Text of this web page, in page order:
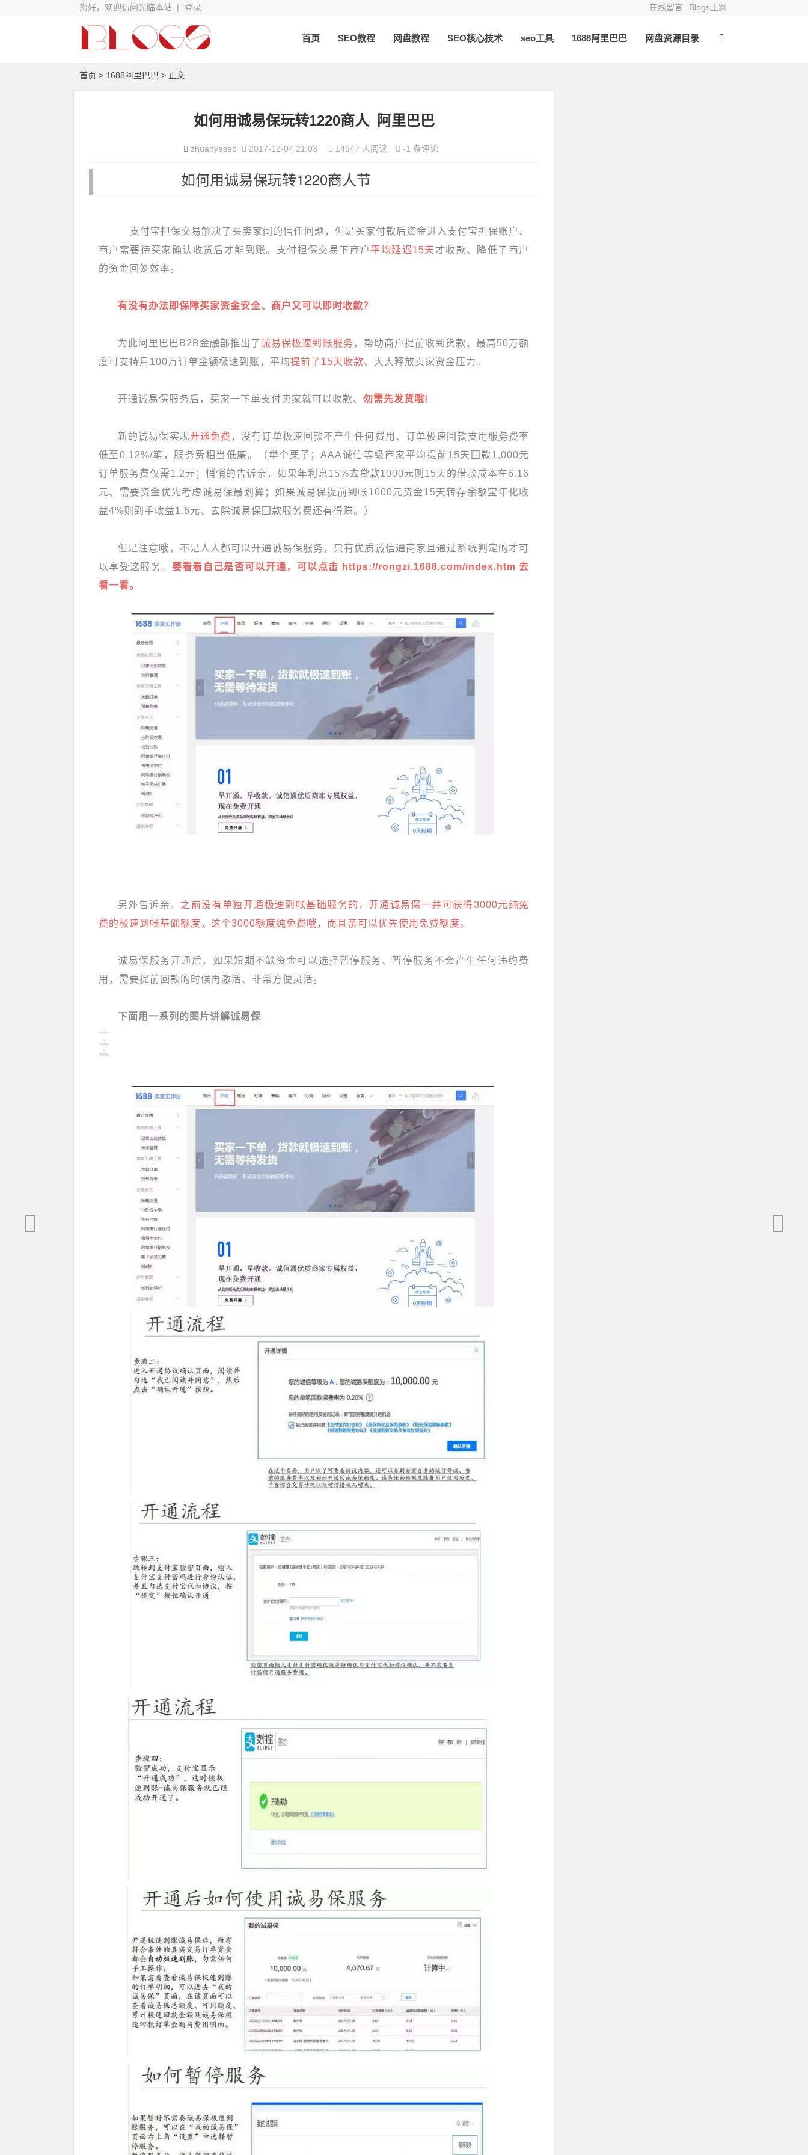
您好，欢迎访问光临本站 | 登录 在线留言 Blogs主题
首页 SEO教程 网盘教程 SEO核心技术 seo工具 1688阿里巴巴 网盘资源目录
首页 > 1688阿里巴巴 > 正文
如何用诚易保玩转1220商人_阿里巴巴
zhuanyeseo 2017-12-04 21:03 14947 人阅读 -1 条评论
如何用诚易保玩转1220商人节
支付宝担保交易解决了买卖家间的信任问题，但是买家付款后资金进入支付宝担保账户、
商户需要待买家确认收货后才能到账。支付担保交易下商户平均延迟15天 才收款、降低了商户
的资金回笼效率。
有没有办法即保障买家资金安全、商户又可以即时收款？
为此阿里巴巴B2B金融部推出了诚易保极速到账服务 ，帮助商户提前收到货款，最高50万额
度可支持月100万订单金额极速到账，平均提前了15天收款、大大释放卖家资金压力。
开通诚易保服务后，买家一下单支付卖家就可以收款、 勿需先发货哦!
新的诚易保实现开通免费，没有订单极速回款不产生任何费用、订单极速回款支用服务费率
低至0.12%/笔，服务费相当低廉。（举个栗子；AAA诚信等级商家平均提前15天回款1,000元
订单服务费仅需1.2元；悄悄的告诉亲，如果年利息15%去贷款1000元则15天的借款成本在6.16
元、需要资金优先考虑诚易保最划算；如果诚易保提前到帐1000元资金15天转存余额宝年化收
益4%则到手收益1.6元、去除诚易保回款服务费还有得赚。）
但是注意哦，不是人人都可以开通诚易保服务，只有优质诚信通商家且通过系统判定的才可
以享受这服务。 要看看自己是否可以开通，可以点击 https://rongzi.1688.com/index.htm 去
看一看。
另外告诉亲， 之前没有单独开通极速到帐基础服务的，开通诚易保一并可获得3000元纯免
费的极速到帐基础额度，这个3000额度纯免费哦，而且亲可以优先使用免费额度。
诚易保服务开通后，如果短期不缺资金可以选择暂停服务、暂停服务不会产生任何违约费
用，需要提前回款的时候再激活、非常方便灵活。
下面用一系列的图片讲解诚易保